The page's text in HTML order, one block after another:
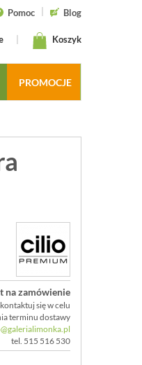
Pomoc Blog
Koszyk
PROMOCJE
na zamówienie
się w celu
terminu dostawy
tel. 515 516 530